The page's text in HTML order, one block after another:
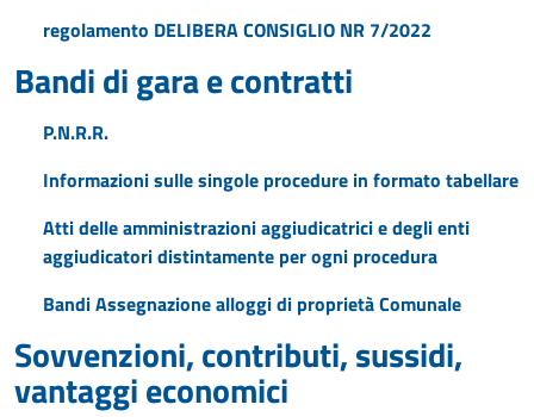
regolamento DELIBERA CONSIGLIO NR 7/2022
Bandi di gara e contratti
P.N.R.R.
Informazioni sulle singole procedure in formato tabellare
Atti delle amministrazioni aggiudicatrici e degli enti
aggiudicatori distintamente per ogni procedura
Bandi Assegnazione alloggi di proprietà Comunale
Sovvenzioni, contributi, sussidi,
vantaggi economici